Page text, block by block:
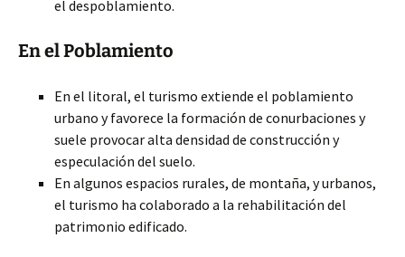
el despoblamiento.
En el Poblamiento
En el litoral, el turismo extiende el poblamiento
urbano y favorece la formación de conurbaciones y
suele provocar alta densidad de construcción y
especulación del suelo.
En algunos espacios rurales, de montaña, y urbanos,
el turismo ha colaborado a la rehabilitación del
patrimonio edificado.